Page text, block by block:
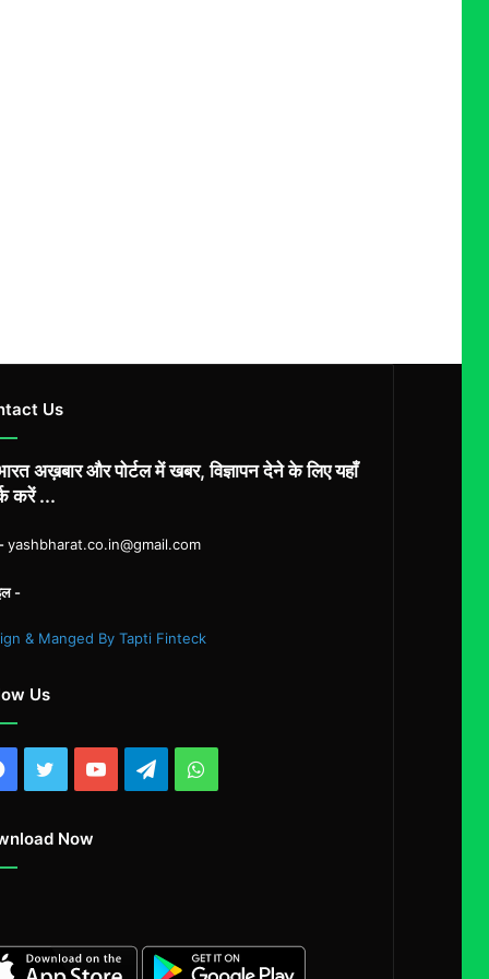
Us
अख़बार और पोर्टल में खबर, विज्ञापन देने के लिए यहाँ
करें ...
yashbharat.co.in@gmail.com
-
& Manged By Tapti Finteck
Us
Facebook
TwitterYouTubeTelegramWhatsApp
Now